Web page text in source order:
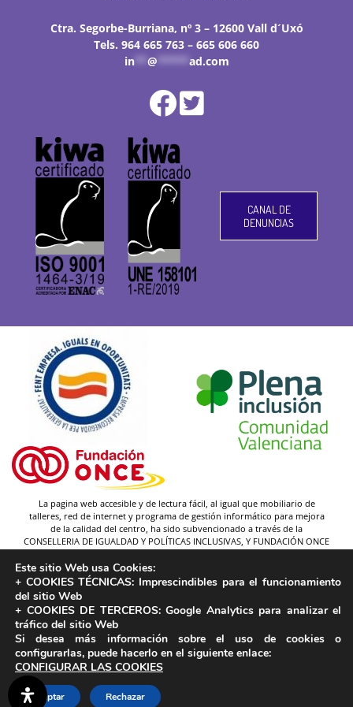
Ctra. Segorbe-Burriana, nº 3 – 12600 Vall d´Uxó
Tels. 964 665 763 – 665 606 660
in** @ ad.com
CANAL DE
DENUNCIAS
La pagina web accesible y de lectura fácil, al igual que mobiliario de
talleres, red de internet y programa de gestión informático para mejora
de la calidad del centro, ha sido subvencionado a través de la
CONSELLERIA DE IGUALDAD Y POLÍTICAS INCLUSIVAS, Y FUNDACIÓN ONCE
Autor pictogramas:Sergio Palao
Procedencia:
ARASAAC
Licencia: CC (BY-NC-SA)
Propiedad:
Aviso legal -Política de privacidad
Este sitio Web usa Cookies:
+ COOKIES TÉCNICAS: Imprescindibles para el funcionamiento
del sitio Web
+ COOKIES DE TERCEROS:Google Analytics para analizar el
tráfico del sitio Web
Si desea más información sobre el uso de cookies o
configurarlas, puede hacerlo en el siguiente enlace:
CONFIGURAR LAS COOKIES
Aceptar Rechazar